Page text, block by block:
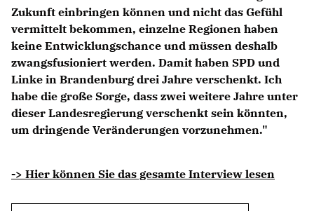
Zukunft einbringen können und nicht das Gefühl
vermittelt bekommen, einzelne Regionen haben
keine Entwicklungschance und müssen deshalb
zwangsfusioniert werden. Damit haben SPD und
Linke in Brandenburg drei Jahre verschenkt. Ich
habe die große Sorge, dass zwei weitere Jahre unter
dieser Landesregierung verschenkt sein könnten,
um dringende Veränderungen vorzunehmen."
-> Hier können Sie das gesamte Interview lesen